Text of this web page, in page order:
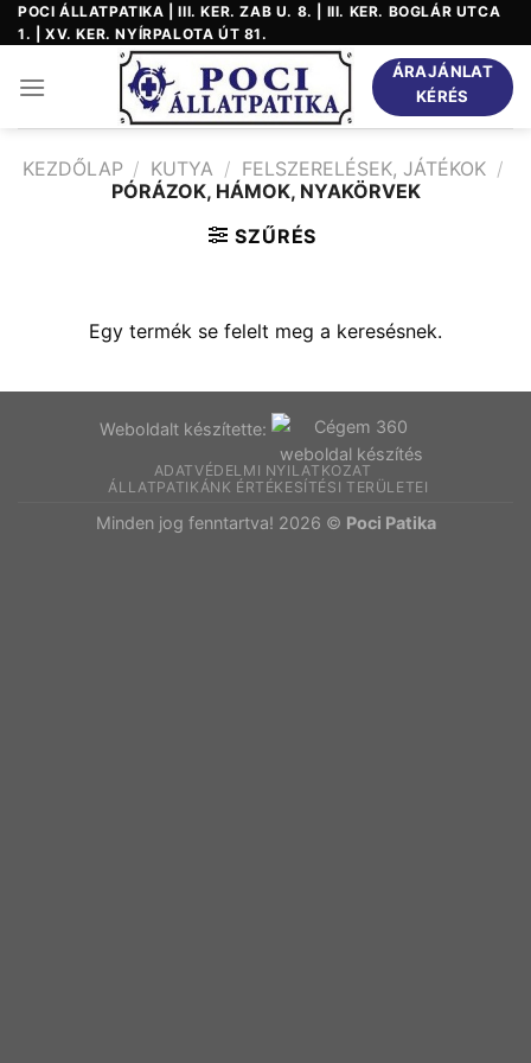
Skip
to
POCI ÁLLATPATIKA | III. KER. ZAB U. 8. | III. KER. BOGLÁR UTCA
1. | XV. KER. NYÍRPALOTA ÚT 81.
ÁRAJÁNLAT
KÉRÉS
KEZDŐLAP / KUTYA / FELSZERELÉSEK, JÁTÉKOK /
PÓRÁZOK, HÁMOK, NYAKÖRVEK
SZŰRÉS
Egy termék se felelt meg a keresésnek.
Weboldalt készítette:
ADATVÉDELMI NYILATKOZAT
ÁLLATPATIKÁNK ÉRTÉKESÍTÉSI TERÜLETEI
Minden jog fenntartva! 2026 © Poci Patika